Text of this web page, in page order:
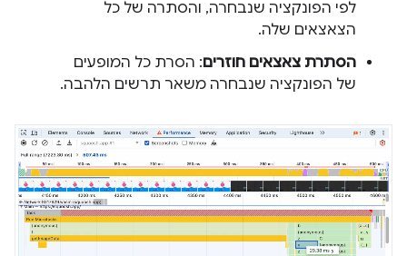
לפי הפונקציה שנבחרה, והסתרה של כל
הצאצאים שלה.
הסתרת צאצאים חוזרים: הסרת כל המופעים
של הפונקציה שנבחרה משאר תרשים הלהבה.